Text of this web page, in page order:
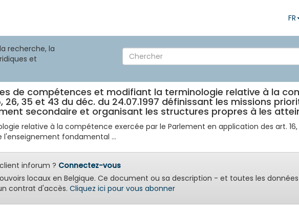
FR
recherche, la
et
de compétences et modifiant la terminologie relative à la
35 et 43 du déc. du 24.07.1997 définissant les missions
secondaire et organisant les structures propres à les
relative à la compétence exercée par le Parlement en application des art. 16,
l'enseignement fondamental ...
inforum ? Connectez-vous
locaux en Belgique. Ce document ou sa description - et toutes les
contrat d'accès. Cliquez ici pour vous abonner